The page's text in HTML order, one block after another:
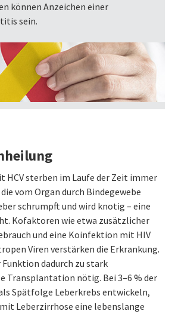
können Anzeichen einer
sein.
HCV sterben im Laufe der Zeit immer
vom Organ durch Bindegewebe
schrumpft und wird knotig – eine
Kofaktoren wie etwa zusätzlicher
und eine Koinfektion mit HIV
Viren verstärken die Erkrankung.
dadurch zu stark
Transplantation nötig. Bei 3–6 % der
Spätfolge Leberkrebs entwickeln,
Leberzirrhose eine lebenslange